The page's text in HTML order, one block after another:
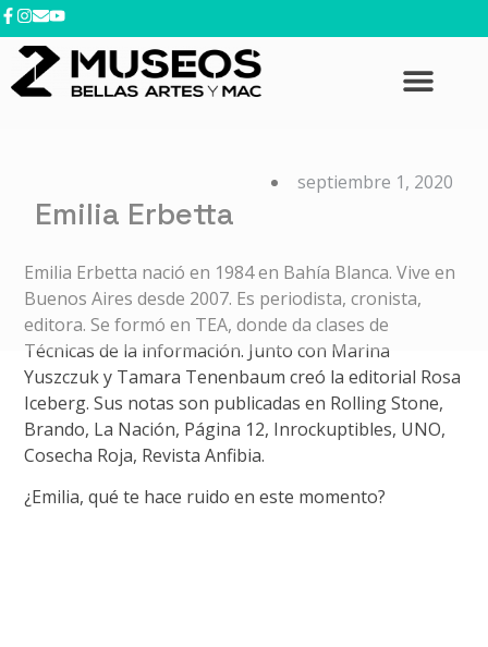
contenido
septiembre 1, 2020
Emilia Erbetta
Emilia Erbetta nació en 1984 en Bahía Blanca. Vive en
Buenos Aires desde 2007. Es periodista, cronista,
editora. Se formó en TEA, donde da clases de
Técnicas de la información. Junto con Marina
Yuszczuk y Tamara Tenenbaum creó la editorial Rosa
Iceberg. Sus notas son publicadas en Rolling Stone,
Brando, La Nación, Página 12, Inrockuptibles, UNO,
Cosecha Roja, Revista Anfibia.
¿Emilia, qué te hace ruido en este momento?